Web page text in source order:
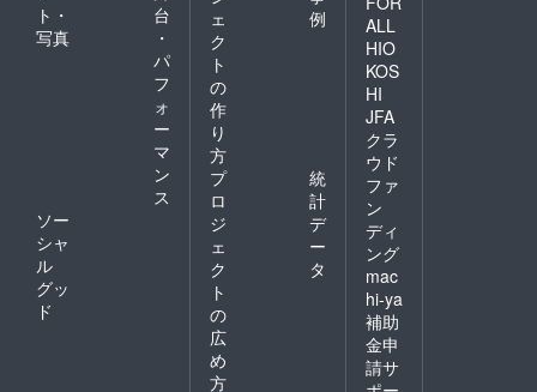
ト・
写真
台
・
パ
フ
ォ
ー
マ
ン
ス
ソー
シャ
ル
グッ
ド
ェ
ク
ト
の
作
り
方
例
プ
ロ
ジ
ェ
ク
ト
の
広
め
方
統
計
デ
ー
タ
ALL
HIO
KOS
HI
JFA
クラ
ウド
ファ
ン
ディ
ング
mac
hi-ya
補助
金申
請サ